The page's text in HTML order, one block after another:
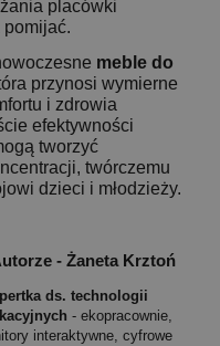
placówki
meble do
przynosi wymierne
i zdrowia
efektywności
tworzyć
twórczemu
dzieci i młodzieży.
- Żaneta Krztoń
ds. technologii
- ekopracownie,
interaktywne, cyfrowe